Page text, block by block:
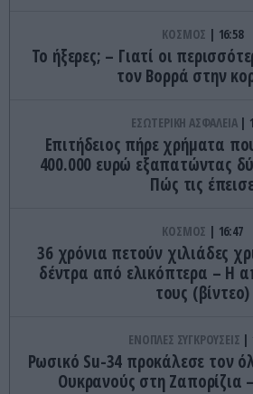
ΚΟΣΜΟΣ 16:58
Το ήξερες; – Γιατί οι
τον Βορρά στην
ΕΣΩΤΕΡΙΚΗ ΑΣΦΑΛΕΙΑ
Επιτήδειος πήρε χρήματα
400.000 ευρώ εξαπατώντας
Πώς τις
ΚΟΣΜΟΣ 16:47
36 χρόνια πετούν χιλιάδες
δέντρα από ελικόπτερα – Η
τους (βίντεο)
ΕΝΟΠΛΕΣ ΣΥΓΚΡΟΥΣΕΙΣ
Ρωσικό Su-34 προκάλεσε τον
Ουκρανούς στη Ζαπορίζια